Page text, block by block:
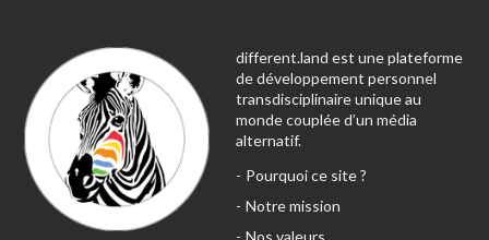
different.land est une plateforme
de développement personnel
transdisciplinaire unique au
monde couplée d’un média
alternatif.
Pourquoi ce site ?
Notre mission
Nos valeurs